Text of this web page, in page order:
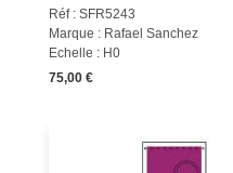
Réf : SFR5243
Marque : Rafael Sanchez
Echelle : H0
75,00 €